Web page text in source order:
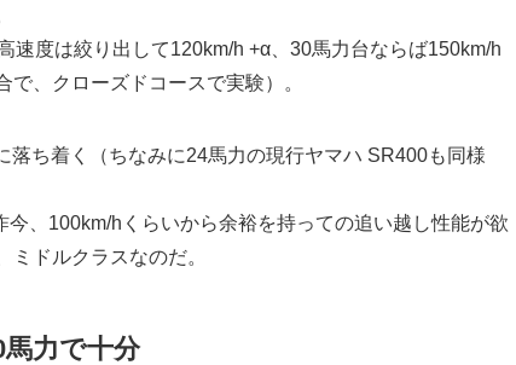
度は絞り出して120km/h +α、30馬力台ならば150km/h
、クローズドコースで実験）。
ち着く（ちなみに24馬力の現行ヤマハ SR400も同様
、100km/hくらいから余裕を持っての追い越し性能が欲
ドルクラスなのだ。
力で十分